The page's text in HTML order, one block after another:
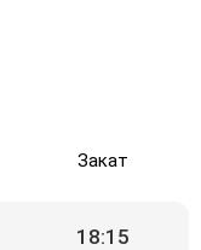
Закат
18:15